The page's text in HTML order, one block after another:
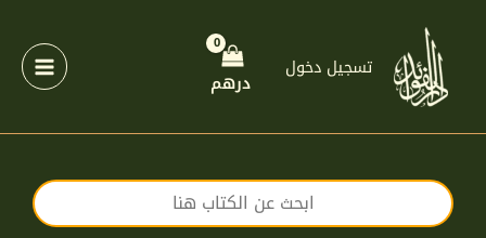
المحتوى
تسجيل دخول
درهم